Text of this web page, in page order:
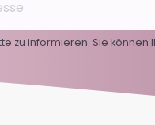
zu informieren. Sie